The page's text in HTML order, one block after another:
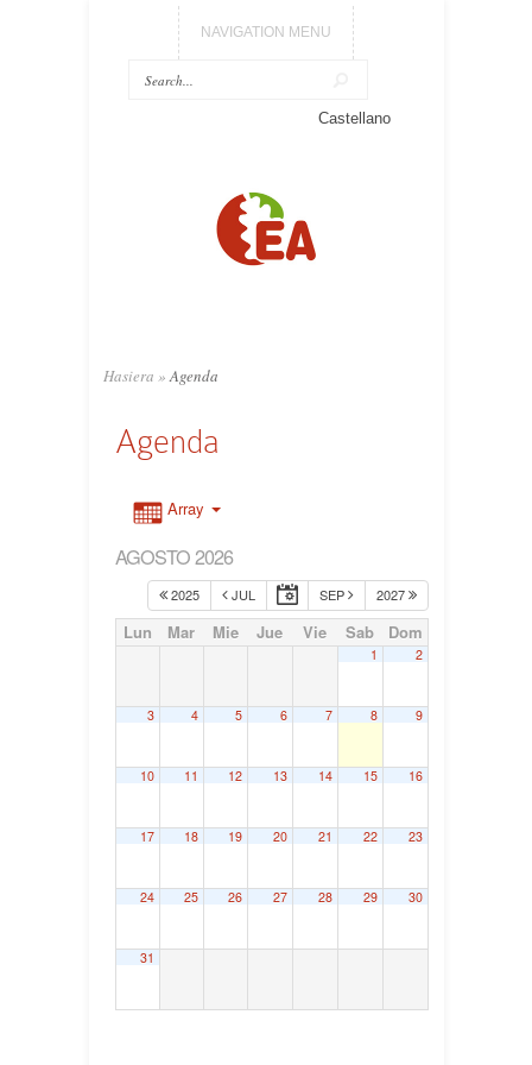
NAVIGATION MENU
Castellano
Hasiera » Agenda
Agenda
Array
AGOSTO 2026
2025 JUL SEP 2027
Lun Mar Mie Jue Vie Sab Dom
1 2
3 4 5 6 7 8 9
10 11 12 13 14 15 16
17 18 19 20 21 22 23
24 25 26 27 28 29 30
31